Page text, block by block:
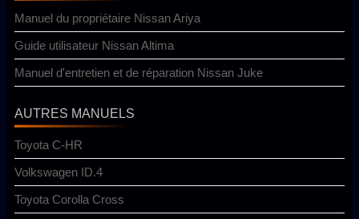
Manuel du propriétaire Nissan Ariya
Guide utilisateur Nissan Altima
Manuel d'entretien et de réparation Nissan Juke
AUTRES MANUELS
Toyota C-HR
Volkswagen ID.4
Toyota Corolla Cross